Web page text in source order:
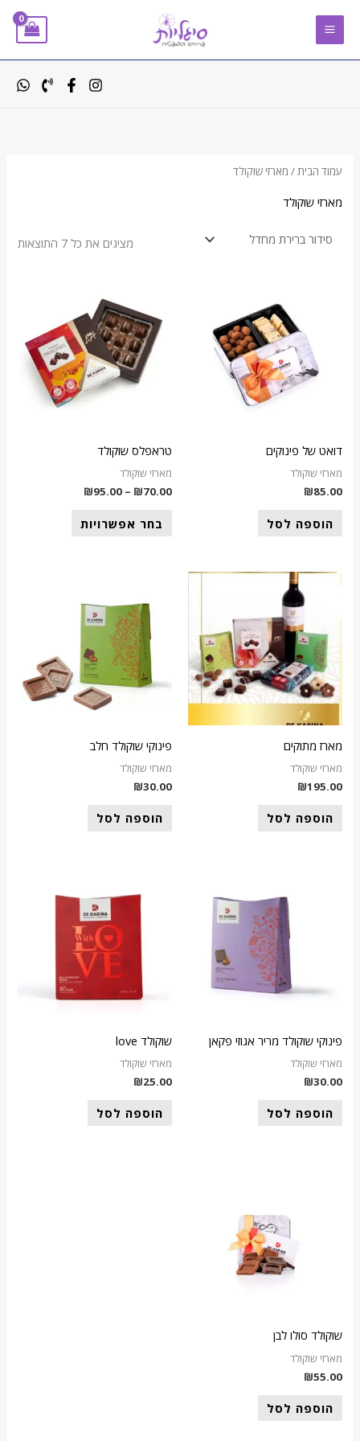
עמוד הבית/ מארזי שוקולד
מארזי שוקולד
מציגים את כל ⁦7⁩ התוצאות
דואט של פינוקים
מארזי שוקולד
₪85.00
הוספה לסל
טראפלס שוקולד
מארזי שוקולד
₪70.00
–
₪95.00
עד
בחר אפשרויות
יש
מספר
סוגים.
ניתן
מארז מתוקים
מארזי שוקולד
₪195.00
הוספה לסל
פינוקי שוקולד חלב
מארזי שוקולד
₪30.00
הוספה לסל
פינוקי שוקולד מריר אגוזי פקאן
מארזי שוקולד
₪30.00
הוספה לסל
שוקולד love
מארזי שוקולד
₪25.00
הוספה לסל
שוקולד סולו לבן
מארזי שוקולד
₪55.00
הוספה לסל